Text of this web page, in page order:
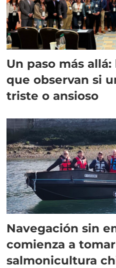
Un paso más
que observan si
triste o ansioso
Navegación sin
comienza a
salmonicultura